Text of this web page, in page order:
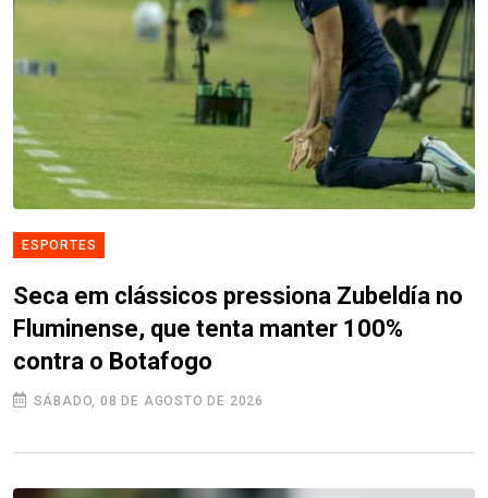
ESPORTES
Seca em clássicos pressiona Zubeldía no
Fluminense, que tenta manter 100%
contra o Botafogo
SÁBADO, 08 DE AGOSTO DE 2026